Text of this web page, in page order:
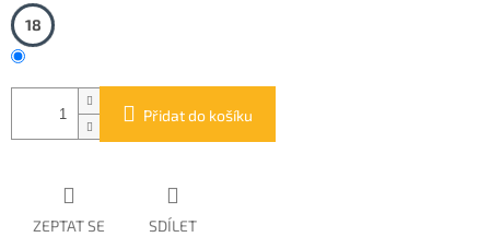
18
Přidat do košíku
ZEPTAT SE SDÍLET